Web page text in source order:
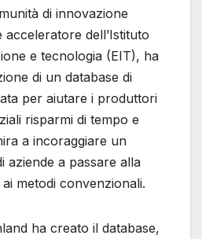
di innovazione
acceleratore dell’Istituto
e tecnologia (EIT), ha
di un database di
per aiutare i produttori
risparmi di tempo e
a incoraggiare un
aziende a passare alla
metodi convenzionali.
ha creato il database,